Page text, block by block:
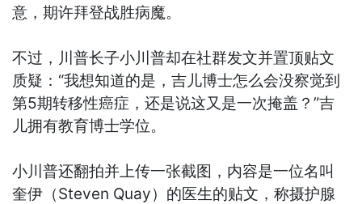
意，期许拜登战胜病魔。
不过，川普长子小川普却在社群发文并置顶贴文
质疑：“我想知道的是，吉儿博士怎么会没察觉到
第5期转移性癌症，还是说这又是一次掩盖？”吉
儿拥有教育博士学位。
小川普还翻拍并上传一张截图，内容是一位名叫
奎伊（Steven Quay）的医生的贴文，称摄护腺